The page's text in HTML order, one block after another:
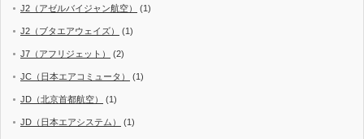
J2（アゼルバイジャン航空） (1)
J2（ブタエアウェイズ） (1)
J7（アフリジェット） (2)
JC（日本エアコミュータ） (1)
JD（北京首都航空） (1)
JD（日本エアシステム） (1)